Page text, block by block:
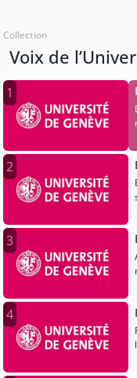
Collection
Voix de
1
2
3
4